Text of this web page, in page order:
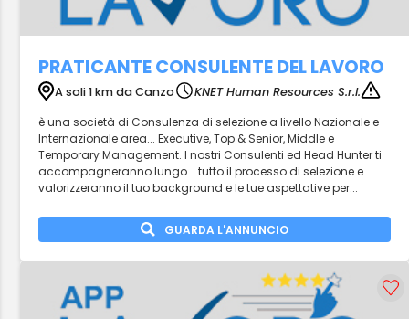
PRATICANTE CONSULENTE DEL LAVORO
A soli 1 km da Canzo
KNET Human Resources S.r.l.
è una società di Consulenza di selezione a livello Nazionale e
Internazionale area... Executive, Top & Senior, Middle e
Temporary Management. I nostri Consulenti ed Head Hunter ti
accompagneranno lungo... tutto il processo di selezione e
valorizzeranno il tuo background e le tue aspettative per...
GUARDA L'ANNUNCIO